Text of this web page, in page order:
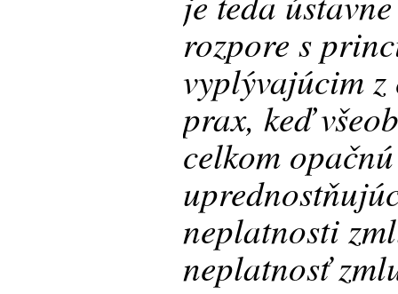
rozpore s
vyplývajúcim
prax, keď
celkom
neplatnosti
neplatnosť